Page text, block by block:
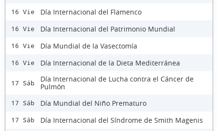
16 Vie Día Internacional del Flamenco
16 Vie Día Internacional del Patrimonio Mundial
16 Vie Día Mundial de la Vasectomía
16 Vie Día Internacional de la Dieta Mediterránea
17 Sáb
Día Internacional de Lucha contra el Cáncer de
Pulmón
17 Sáb Día Mundial del Niño Prematuro
17 Sáb Día Internacional del Síndrome de Smith Magenis